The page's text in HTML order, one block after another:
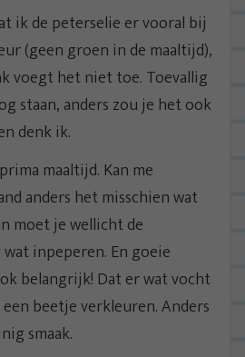
ik de peterselie er vooral bij
(geen groen in de maaltijd),
voegt het niet toe. Toevallig
staan, anders zou je het ook
denk ik.
maaltijd. Kan me
anders het misschien wat
moet je wellicht de
inpeperen. En goeie
belangrijk! Dat er wat vocht
beetje verkleuren. Anders
smaak.